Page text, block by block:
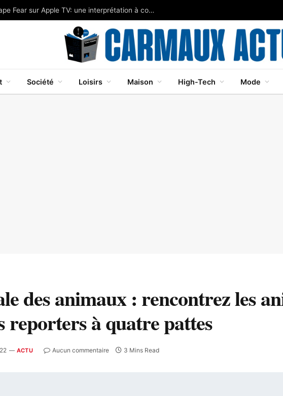
Javier Bardem brille dans Cape Fear sur Apple TV: une interprétation à couper le souffle
Société Loisirs Maison High-Tech Mode
des animaux : rencontrez les
reporters à quatre pattes
ACTU Aucun commentaire 3 Mins Read